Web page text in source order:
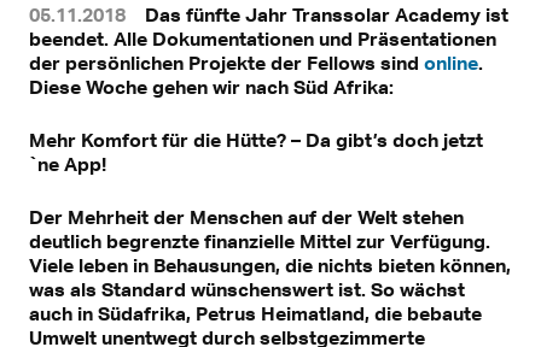
05.11.2018
Das fünfte Jahr Transsolar Academy ist
beendet. Alle Dokumentationen und Präsentationen
der persönlichen Projekte der Fellows sind online.
Diese Woche gehen wir nach Süd Afrika:
Mehr Komfort für die Hütte? – Da gibt’s doch jetzt
`ne App!
Der Mehrheit der Menschen auf der Welt stehen
deutlich begrenzte finanzielle Mittel zur Verfügung.
Viele leben in Behausungen, die nichts bieten können,
was als Standard wünschenswert ist. So wächst
auch in Südafrika, Petrus Heimatland, die bebaute
Umwelt unentwegt durch selbstgezimmerte